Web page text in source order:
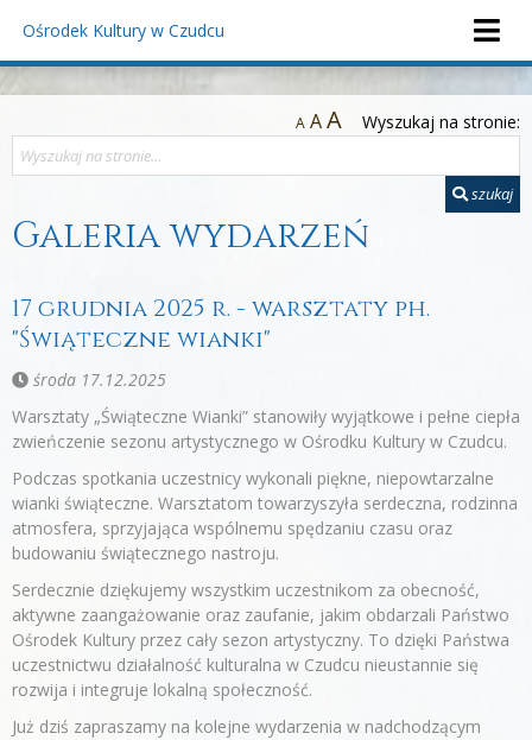
Ośrodek Kultury w Czudcu
A AA Wyszukaj na stronie:
szukaj
Galeria wydarzeń
17 grudnia 2025 r. - warsztaty ph.
"Świąteczne wianki"
środa 17.12.2025
Warsztaty „Świąteczne Wianki” stanowiły wyjątkowe i pełne ciepła
zwieńczenie sezonu artystycznego w Ośrodku Kultury w Czudcu.
Podczas spotkania uczestnicy wykonali piękne, niepowtarzalne
wianki świąteczne. Warsztatom towarzyszyła serdeczna, rodzinna
atmosfera, sprzyjająca wspólnemu spędzaniu czasu oraz
budowaniu świątecznego nastroju.
Serdecznie dziękujemy wszystkim uczestnikom za obecność,
aktywne zaangażowanie oraz zaufanie, jakim obdarzali Państwo
Ośrodek Kultury przez cały sezon artystyczny. To dzięki Państwa
uczestnictwu działalność kulturalna w Czudcu nieustannie się
rozwija i integruje lokalną społeczność.
Już dziś zapraszamy na kolejne wydarzenia w nadchodzącym